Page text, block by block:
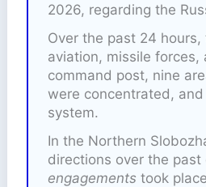
2026, regarding the
Over the past 24 hours,
aviation, missile
command post, nine
were concentrated,
system.
In the Northern
directions over the past
engagements took